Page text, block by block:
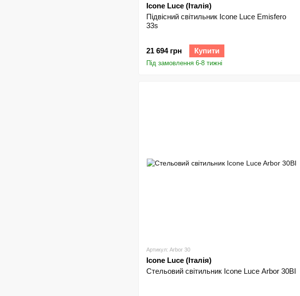
Icone Luce (Італія)
Підвісний світильник Icone Luce Emisfero
33s
21 694 грн Купити
Під замовлення 6-8 тижні
Артикул: Arbor 30
Icone Luce (Італія)
Стельовий світильник Icone Luce Arbor 30BI